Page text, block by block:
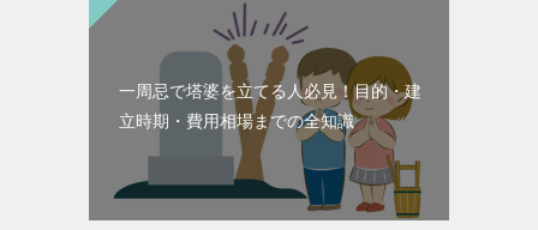
一周忌で塔婆を立てる人必見！目的・建
立時期・費用相場までの全知識